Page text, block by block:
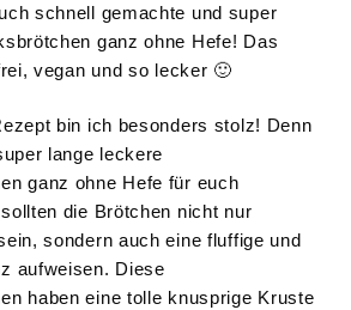
schnell gemachte und super
ganz ohne Hefe! Das
vegan und so lecker 🙂
bin ich besonders stolz! Denn
lange leckere
ganz ohne Hefe für euch
die Brötchen nicht nur
sondern auch eine fluffige und
aufweisen. Diese
haben eine tolle knusprige Kruste